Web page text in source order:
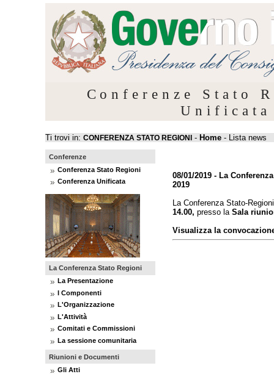
Conferenze Stato
Unificata
Ti trovi in: CONFERENZA STATO REGIONI - Home - Lista news
Conferenze
Conferenza Stato Regioni
Conferenza Unificata
La Conferenza Stato Regioni
La Presentazione
I Componenti
L'Organizzazione
L'Attività
Comitati e Commissioni
La sessione comunitaria
Riunioni e Documenti
Gli Atti
08/01/2019 - La
2019
La Conferenza Stato-
14.00, presso la Sala
Visualizza la